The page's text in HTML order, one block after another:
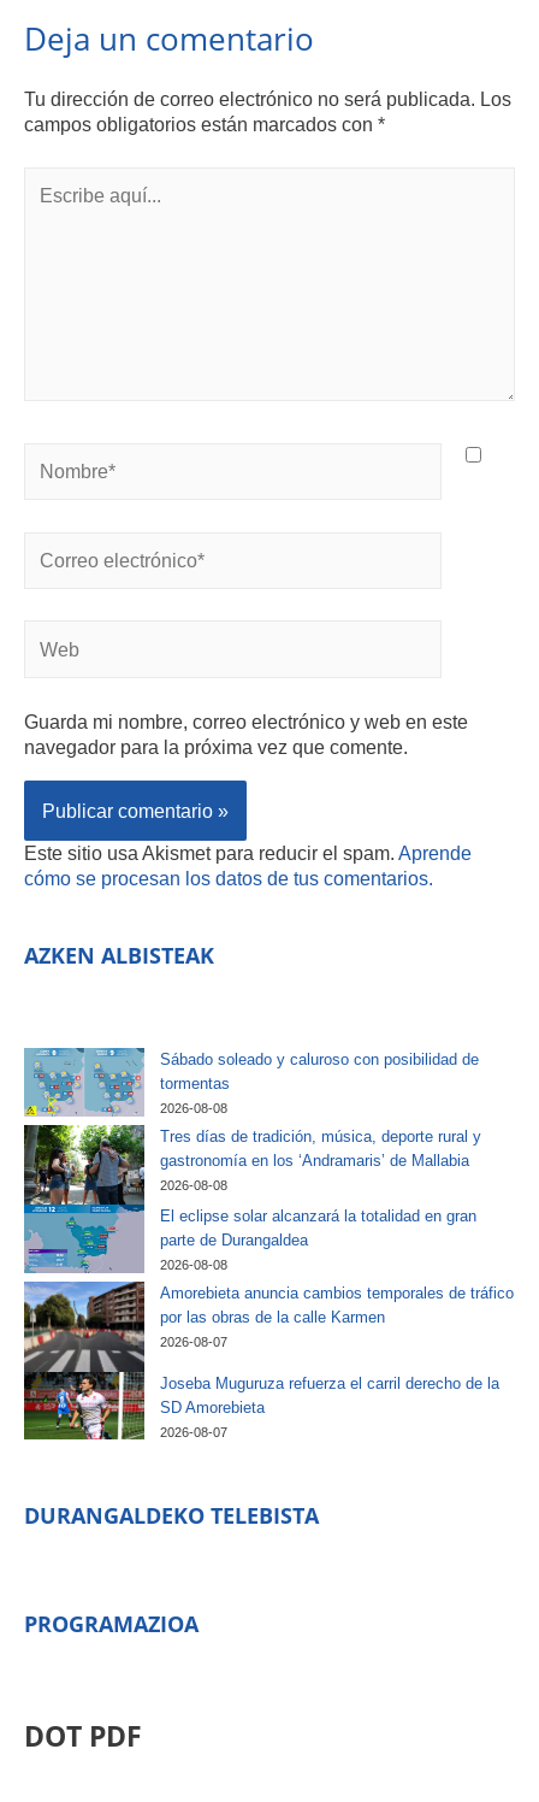
Deja un comentario
Tu dirección de correo electrónico no será publicada. Los
campos obligatorios están marcados con *
Guarda mi nombre, correo electrónico y web en este
navegador para la próxima vez que comente.
Este sitio usa Akismet para reducir el spam. Aprende
cómo se procesan los datos de tus comentarios.
AZKEN ALBISTEAK
Sábado soleado y caluroso con posibilidad de
tormentas
2026-08-08
Tres días de tradición, música, deporte rural y
gastronomía en los ‘Andramaris’ de Mallabia
2026-08-08
El eclipse solar alcanzará la totalidad en gran
parte de Durangaldea
2026-08-08
Amorebieta anuncia cambios temporales de tráfico
por las obras de la calle Karmen
2026-08-07
Joseba Muguruza refuerza el carril derecho de la
SD Amorebieta
2026-08-07
DURANGALDEKO TELEBISTA
PROGRAMAZIOA
DOT PDF